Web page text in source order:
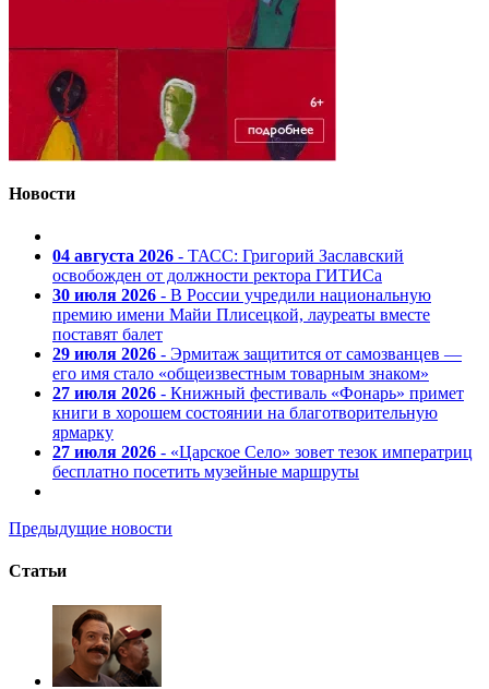
Новости
04 августа 2026 - ТАСС: Григорий Заславский
освобожден от должности ректора ГИТИСа
30 июля 2026 - В России учредили национальную
премию имени Майи Плисецкой, лауреаты вместе
поставят балет
29 июля 2026 - Эрмитаж защитится от самозванцев —
его имя стало «общеизвестным товарным знаком»
27 июля 2026 - Книжный фестиваль «Фонарь» примет
книги в хорошем состоянии на благотворительную
ярмарку
27 июля 2026 - «Царское Село» зовет тезок императриц
бесплатно посетить музейные маршруты
Предыдущие новости
Статьи